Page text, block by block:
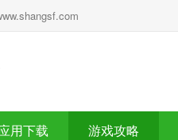
用下载 游戏攻略